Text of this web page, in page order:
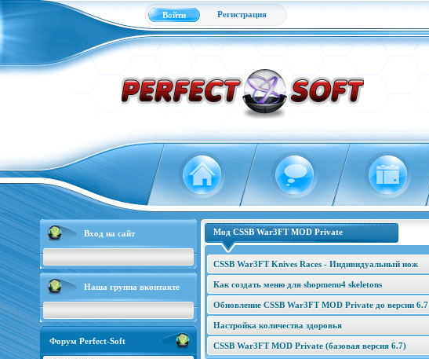
Войти Регистрация
Вход на сайт
Наша группа вконтакте
Форум Perfect-Soft
Мод CSSB War3FT MOD Private
CSSB War3FT Knives Races - Индивидуальный нож
Как создать меню для shopmenu4 skeletons
Обновление CSSB War3FT MOD Private до версии 6.7
Настройка количества здоровья
CSSB War3FT MOD Private (базовая версия 6.7)